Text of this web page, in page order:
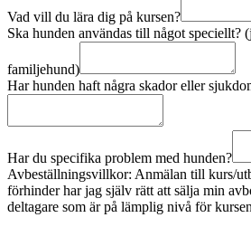
Vad vill du lära dig på kursen?
Ska hunden användas till något speciellt?
familjehund)
Har hunden haft några skador eller
Har du specifika problem med hunden?
Avbeställningsvillkor: Anmälan till kurs/
förhinder har jag själv rätt att sälja min
deltagare som är på lämplig nivå för